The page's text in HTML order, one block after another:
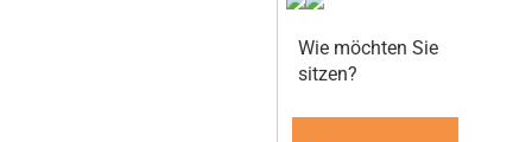
Wie möchten Sie
sitzen?